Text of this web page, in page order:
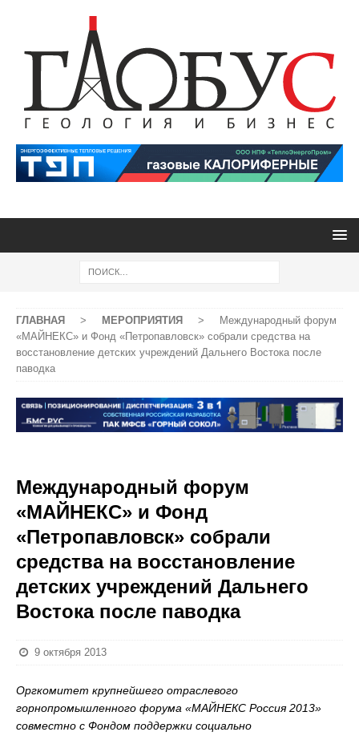
ГЛАВНАЯ > МЕРОПРИЯТИЯ >
Международный форум
«МАЙНЕКС» и Фонд «Петропавловск» собрали средства на
восстановление детских учреждений Дальнего Востока после
паводка
Международный форум
«МАЙНЕКС» и Фонд
«Петропавловск» собрали
средства на восстановление
детских учреждений Дальнего
Востока после паводка
9 октября 2013
Оргкомитет крупнейшего отраслевого
горнопромышленного форума «МАЙНЕКС Россия 2013»
совместно с Фондом поддержки социально